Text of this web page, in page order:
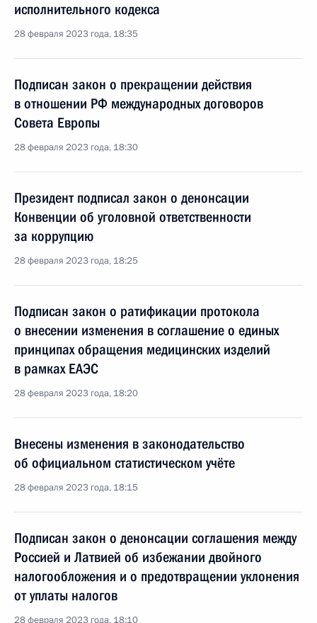
исполнительного кодекса
28 февраля 2023 года, 18:35
Подписан закон о прекращении действия
в отношении РФ международных договоров
Совета Европы
28 февраля 2023 года, 18:30
Президент подписал закон о денонсации
Конвенции об уголовной ответственности
за коррупцию
28 февраля 2023 года, 18:25
Подписан закон о ратификации протокола
о внесении изменения в соглашение о единых
принципах обращения медицинских изделий
в рамках ЕАЭС
28 февраля 2023 года, 18:20
Внесены изменения в законодательство
об официальном статистическом учёте
28 февраля 2023 года, 18:15
Подписан закон о денонсации соглашения между
Россией и Латвией об избежании двойного
налогообложения и о предотвращении уклонения
от уплаты налогов
28 февраля 2023 года, 18:10